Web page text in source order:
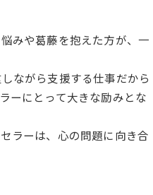
みや葛藤を抱えた方が、一
ながら支援する仕事だから
ーにとって大きな励みとな
ラーは、心の問題に向き合